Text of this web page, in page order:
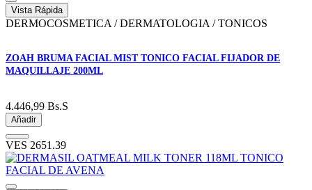
Vista Rápida
DERMOCOSMETICA / DERMATOLOGIA / TONICOS
ZOAH BRUMA FACIAL MIST TONICO FACIAL FIJADOR DE
MAQUILLAJE 200ML
4.446,99 Bs.S
Añadir
VES 2651.39